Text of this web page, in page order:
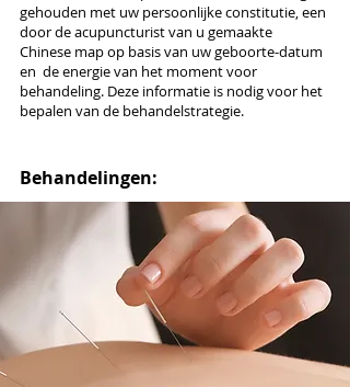
gehouden met uw persoonlijke constitutie, een
door de acupuncturist van u gemaakte
Chinese map op basis van uw geboorte-datum
en de energie van het moment voor
behandeling. Deze informatie is nodig voor het
bepalen van de behandelstrategie.
Behandelingen: